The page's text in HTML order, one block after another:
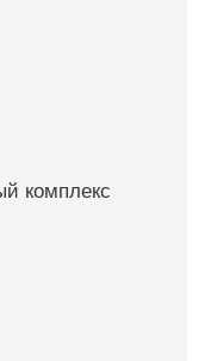
комплекс